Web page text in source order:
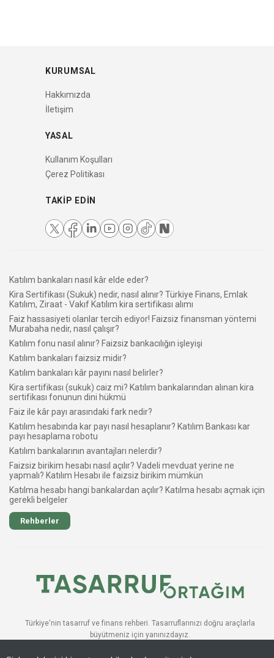
KURUMSAL
Hakkımızda
İletişim
YASAL
Kullanım Koşulları
Çerez Politikası
TAKIP EDIN
Katılım bankaları nasıl kâr elde eder?
Kira Sertifikası (Sukuk) nedir, nasıl alınır? Türkiye Finans, Emlak
Katılım, Ziraat - Vakıf Katılım kira sertifikası alımı
Faiz hassasiyeti olanlar tercih ediyor! Faizsiz finansman yöntemi
Murabaha nedir, nasıl çalışır?
Katılım fonu nasıl alınır? Faizsiz bankacılığın işleyişi
Katılım bankaları faizsiz midir?
Katılım bankaları kâr payını nasıl belirler?
Kira sertifikası (sukuk) caiz mi? Katılım bankalarından alınan kira
sertifikası fonunun dini hükmü
Faiz ile kâr payı arasındaki fark nedir?
Katılım hesabında kar payı nasıl hesaplanır? Katılım Bankası kar
payı hesaplama robotu
Katılım bankalarının avantajları nelerdir?
Faizsiz birikim hesabı nasıl açılır? Vadeli mevduat yerine ne
yapmalı? Katılım Hesabı ile faizsiz birikim mümkün
Katılma hesabı hangi bankalardan açılır? Katılma hesabı açmak için
gerekli belgeler
Rehberler
Türkiye'nin tasarruf ve finans rehberi. Tasarruflarınızı doğru araçlarla
büyütmeniz için yanınızdayız.